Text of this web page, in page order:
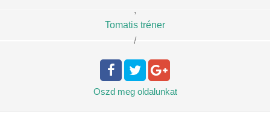
,
Tomatis tréner
/
Oszd meg oldalunkat